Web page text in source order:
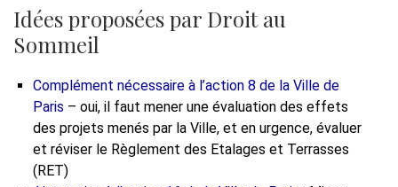
Idées proposées par Droit au
Sommeil
Complément nécessaire à l’action 8 de la Ville de
Paris – oui, il faut mener une évaluation des effets
des projets menés par la Ville, et en urgence, évaluer
et réviser le Règlement des Etalages et Terrasses
(RET)